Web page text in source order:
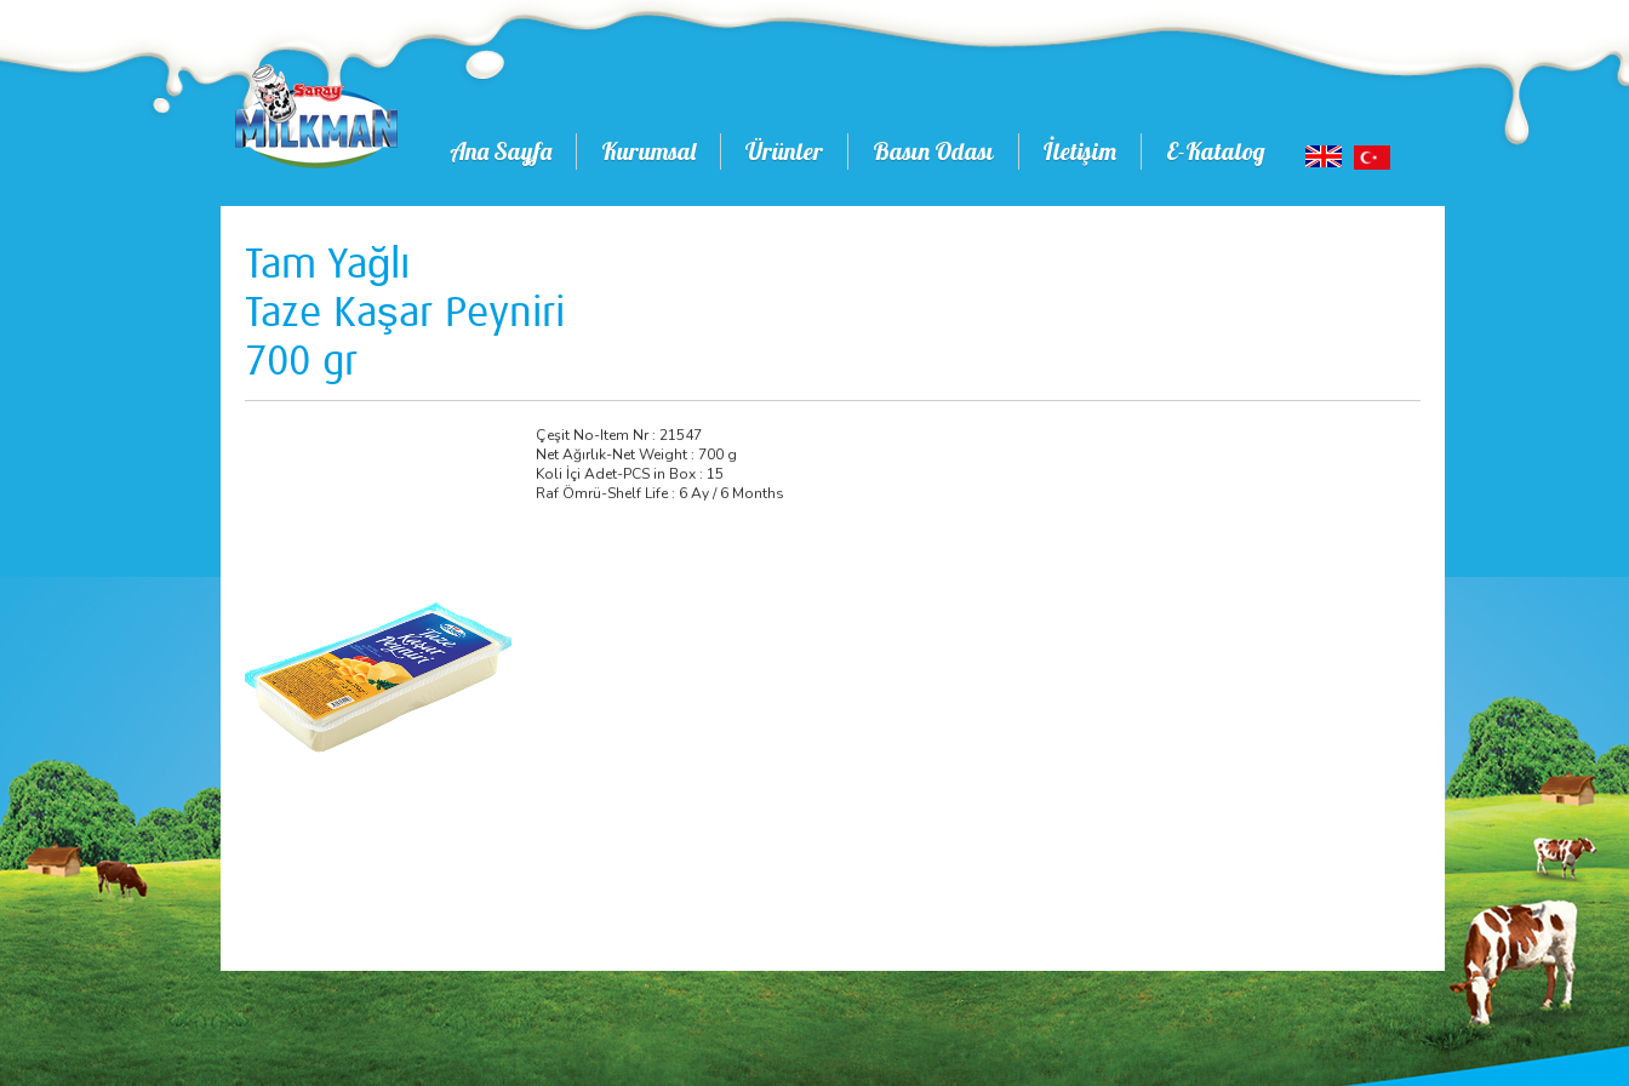
Ana Sayfa Kurumsal Ürünler Basın Odası İletişim E-Katalog
Tam Yağlı
Taze Kaşar Peyniri
700 gr
Çeşit No-Item Nr : 21547
Net Ağırlık-Net Weight : 700 g
Koli İçi Adet-PCS in Box : 15
Raf Ömrü-Shelf Life : 6 Ay / 6 Months